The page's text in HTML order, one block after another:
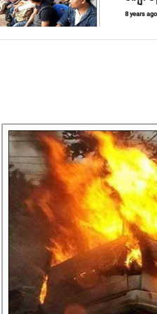
8 years ago